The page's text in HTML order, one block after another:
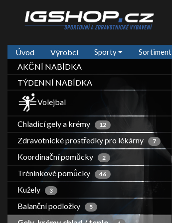
Úvod Výrobci Sporty Sortiment
AKČNÍ NABÍDKA
TÝDENNÍ NABÍDKA
Volejbal
Chladicí gely a krémy 12
Zdravotnické prostředky pro lékárny 7
Koordinační pomůcky 2
Tréninkové pomůcky 46
Kužely 3
Balanční podložky 5